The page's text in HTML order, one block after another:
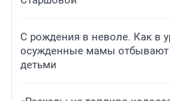
С рождения в неволе. Как в
осужденные мамы отбывают
детьми